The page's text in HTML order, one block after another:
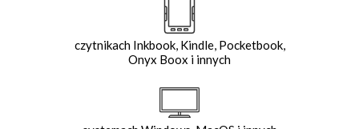
czytnikach Inkbook, Kindle, Pocketbook,
Onyx Boox i innych